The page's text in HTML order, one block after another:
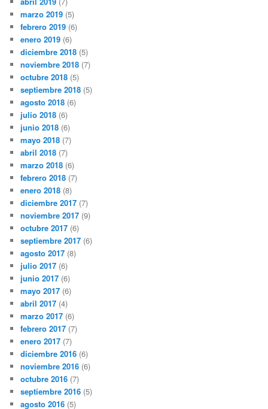
marzo 2019 (5)
febrero 2019 (6)
enero 2019 (6)
diciembre 2018 (5)
noviembre 2018 (7)
octubre 2018 (5)
septiembre 2018 (5)
agosto 2018 (6)
julio 2018 (6)
junio 2018 (6)
mayo 2018 (7)
abril 2018 (7)
marzo 2018 (6)
febrero 2018 (7)
enero 2018 (8)
diciembre 2017 (7)
noviembre 2017 (9)
octubre 2017 (6)
septiembre 2017 (6)
agosto 2017 (8)
julio 2017 (6)
junio 2017 (6)
mayo 2017 (6)
abril 2017 (4)
marzo 2017 (6)
febrero 2017 (7)
enero 2017 (7)
diciembre 2016 (6)
noviembre 2016 (6)
octubre 2016 (7)
septiembre 2016 (5)
agosto 2016 (5)